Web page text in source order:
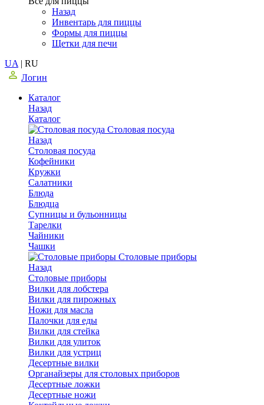
Назад
Инвентарь для пиццы
Формы для пиццы
Щетки для печи
UA | RU
Логин
Каталог
Назад
Каталог
Столовая посуда
Назад
Столовая посуда
Кофейники
Кружки
Салатники
Блюда
Блюдца
Супницы и бульонницы
Тарелки
Чайники
Чашки
Cтоловые приборы
Назад
Cтоловые приборы
Вилки для лобстера
Вилки для пирожных
Ножи для масла
Палочки для еды
Вилки для стейка
Вилки для улиток
Вилки для устриц
Десертные вилки
Органайзеры для столовых приборов
Десертные ложки
Десертные ножи